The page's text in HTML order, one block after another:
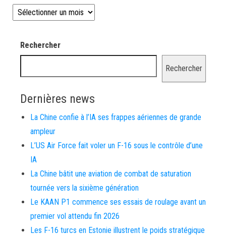
Les news depuis 2008
Rechercher
Rechercher
Dernières news
La Chine confie à l’IA ses frappes aériennes de grande
ampleur
L’US Air Force fait voler un F-16 sous le contrôle d’une
IA
La Chine bâtit une aviation de combat de saturation
tournée vers la sixième génération
Le KAAN P1 commence ses essais de roulage avant un
premier vol attendu fin 2026
Les F-16 turcs en Estonie illustrent le poids stratégique